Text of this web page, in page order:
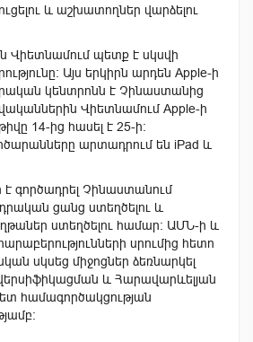
և աշխատողներ վարձելու
Վիետնամում պետք է սկսվի
Այս երկիրն արդեն Apple-ի
կենտրոնն է Չինաստանից
Վիետնամում Apple-ի
14-ից հասել է 25-ի:
արտադրում են iPad և
է գործադրել Չինաստանում
ցանց ստեղծելու և
ստեղծելու համար։ ԱՄՆ-ի և
սրումից հետո
սկսեց միջոցներ ձեռնարկել
և Հարավարևելյան
համագործակցության